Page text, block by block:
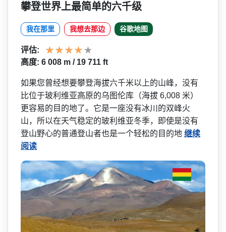
攀登世界上最简单的六千级
我在那里 我想去那边 谷歌地图
评估:
高度: 6 008 m / 19 711 ft
如果您曾经想要攀登海拔六千­米以上的山峰，没有
比位于玻利维亚高原的乌图伦库（­海拔 6,008 米）
更容易的目的地了。它是­一座没有冰川的双峰火
山，所以在天气稳定的玻利维亚­冬季，即使是没有
登山野心的普通登山者也是一个轻松­的目的地 继续
阅读